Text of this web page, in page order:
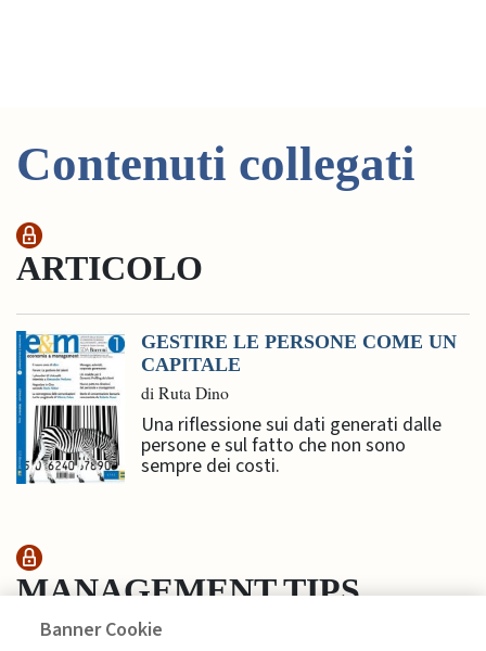
Contenuti collegati
ARTICOLO
GESTIRE LE PERSONE COME UN
CAPITALE
di Ruta Dino
Una riflessione sui dati generati dalle
persone e sul fatto che non sono
sempre dei costi.
MANAGEMENT TIPS
Banner Cookie